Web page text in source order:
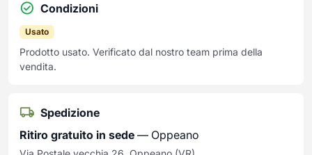
Condizioni
Usato
Prodotto usato. Verificato dal nostro team prima della
vendita.
Spedizione
Ritiro gratuito in sede — Oppeano